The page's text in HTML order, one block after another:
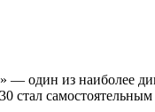
один из наиболее
стал